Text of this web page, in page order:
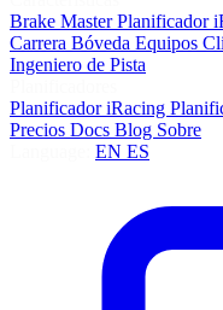
Brake MasterPlanificador
Carrera Bóveda Equipos
Ingeniero de Pista
Planificador iRacing
Precios Docs Blog Sobre
EN ES